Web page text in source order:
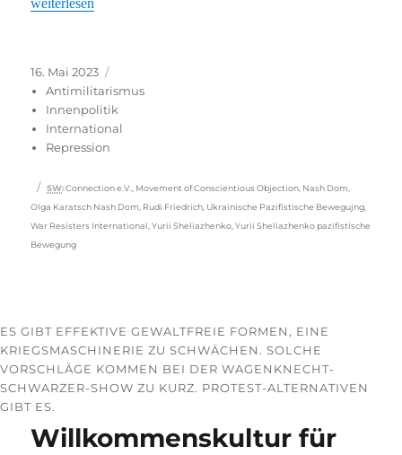
Veröffentlicht
am
16. Mai 2023
Antimilitarismus
Innenpolitik
International
Repression
Schlagwörter
SW: Connection e.V. Movement of Conscientious Objection Nash Dom
Olga Karatsch Nash Dom Rudi Friedrich Ukrainische Pazifistische Bewegujng
War Resisters International ,Yurii Sheliazhenko ,Yurii Sheliazhenko pazifistische
Bewegung
ES GIBT EFFEKTIVE GEWALTFREIE FORMEN, EINE
KRIEGSMASCHINERIE ZU SCHWÄCHEN. SOLCHE
VORSCHLÄGE KOMMEN BEI DER WAGENKNECHT-
SCHWARZER-SHOW ZU KURZ. PROTEST-ALTERNATIVEN
GIBT ES.
Willkommenskultur für